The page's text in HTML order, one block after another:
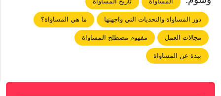
دور المساواة والتحديات التي واجهتها ما هي المساواة؟
مجالات العمل مفهوم مصطلح المساواة
نبذة عن المساواة